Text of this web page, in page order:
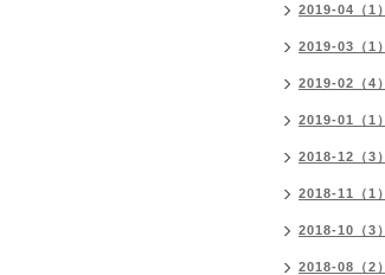
2019-04（1）
2019-03（1）
2019-02（4）
2019-01（1）
2018-12（3）
2018-11（1）
2018-10（3）
2018-08（2）